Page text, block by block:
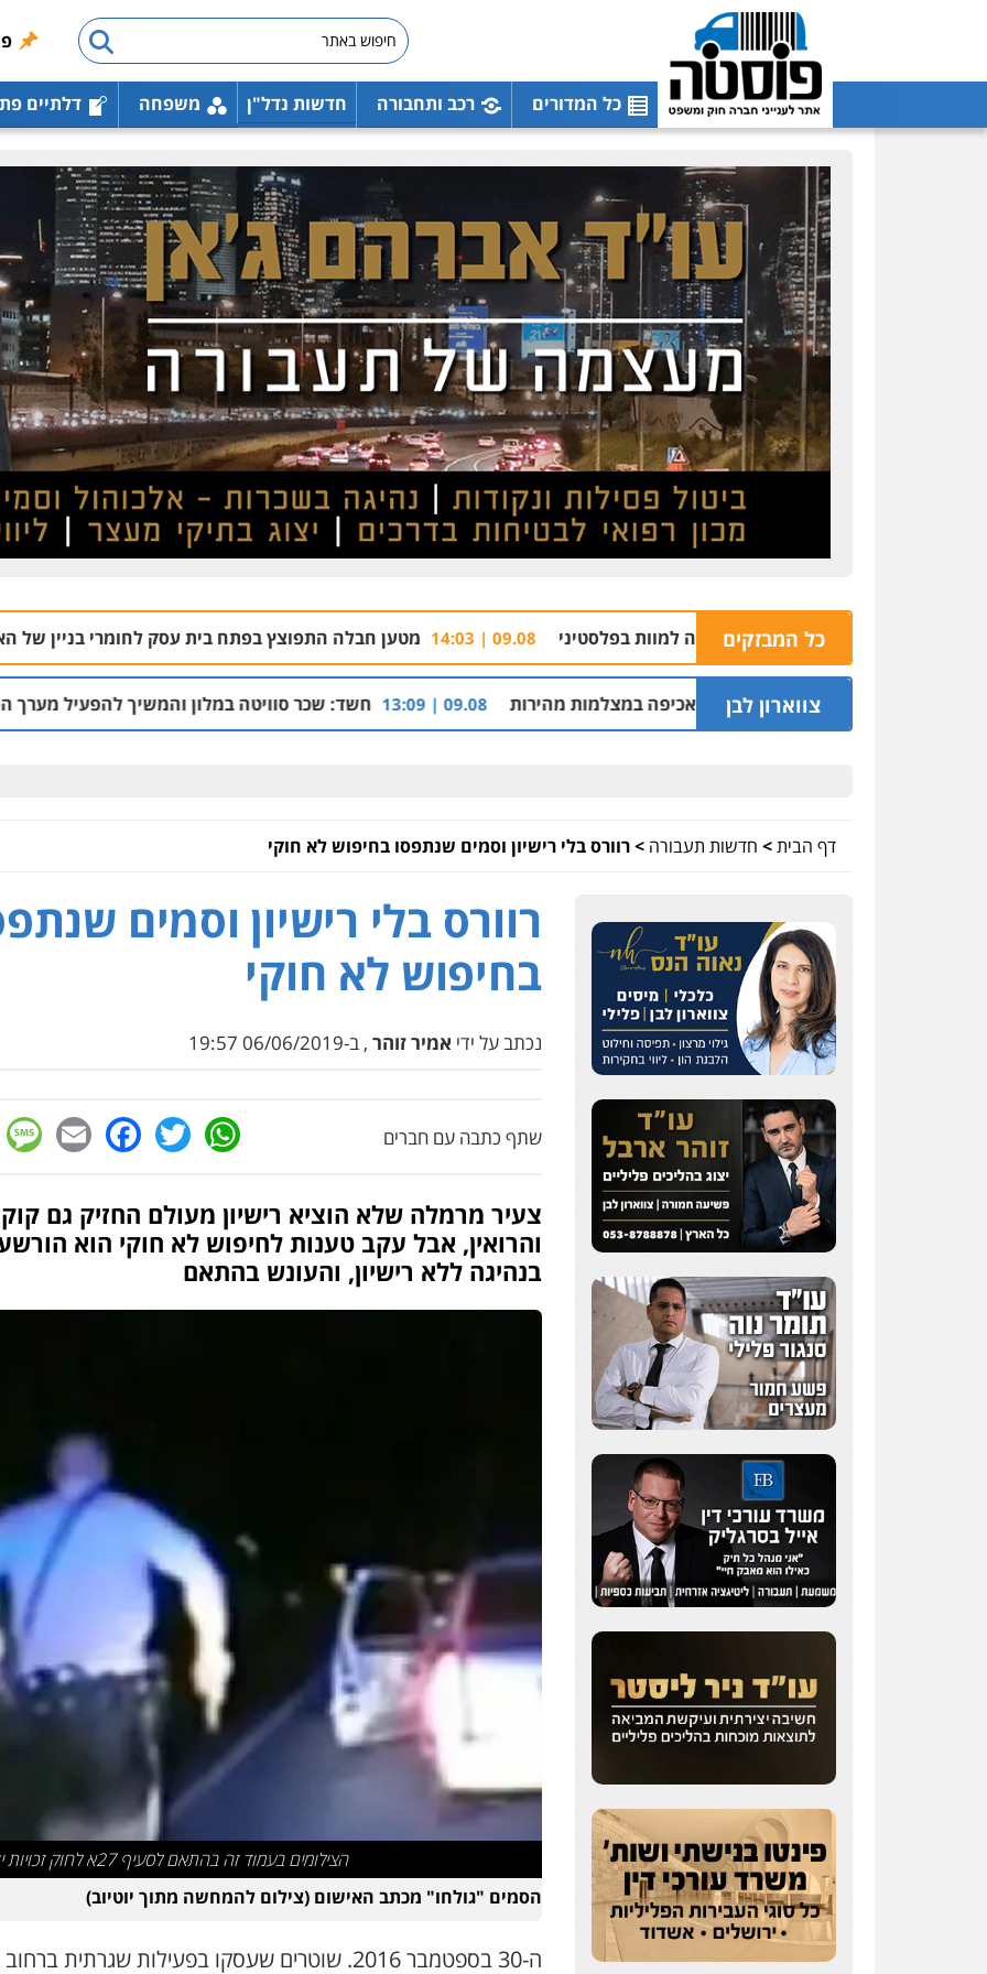
כל המדורים רכב ותחבורה חדשות נדל"ן משפחה דלתיים
כל המבזקים
עבודות עפר שירה למוות בפלסטיני 09.08 | 14:03 מטען חבלה התפוצץ בפתח בית עסק לחומרי בניין של האחים עמרם
צווארון לבן
לשינוי סף האכיפה במצלמות מהירות 09.08 | 13:09 חשד: שכר סוויטה במלון והמשיך להפעיל מערך הפצת וקיזוז
דף הבית> חדשות תעבורה >רוורס בלי רישיון וסמים שנתפסו בחיפוש לא חוקי
משרד עורכי דין
0547780927
דוד אפרים משרד עורכי
דין
פלילי צווארון לבן מס
הכנסה מע"מ
רוורס בלי רישיון וסמים
בחיפוש לא חוקי
נכתב על ידי אמיר זוהר , ב-06/06/2019 19:57
שתף כתבה עם חברים WhatsApp
Twitter
צעיר מרמלה שלא הוציא רישיון מעולם החזיק גם
והרואין, אבל עקב טענות לחיפוש לא חוקי הוא
בנהיגה ללא רישיון, והעונש בהתאם
הצילומים בעמוד זה בהתאם לסעיף 27א לחוק זכויות יוצרים
הסמים "גולחו" מכתב האישום (צילום להמחשה מתוך יוטיוב)
ה-30 בספטמבר 2016. שוטרים שעסקו בפעילות שגרתית